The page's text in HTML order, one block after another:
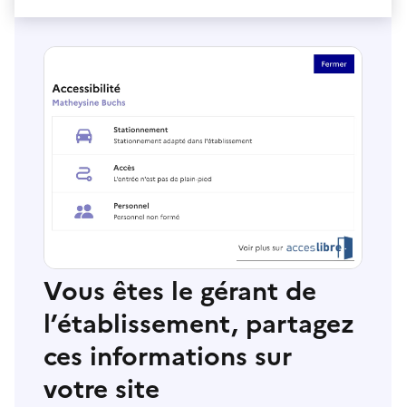
Vous êtes le gérant de
l’établissement, partagez
ces informations sur
votre site